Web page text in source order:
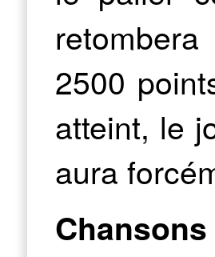
2500
atteint, le
aura
Chansons